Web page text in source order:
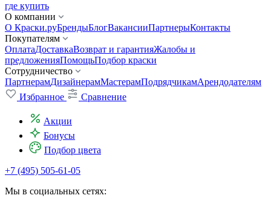
где купить
О компании
О Краски.руБрендыБлогВакансииПартнерыКонтакты
Покупателям
ОплатаДоставкаВозврат и гарантияЖалобы и
предложенияПомощьПодбор краски
Сотрудничество
ПартнерамДизайнерамМастерамПодрядчикамАрендодателям
Избранное
Сравнение
Акции
Бонусы
Подбор цвета
+7 (495) 505-61-05
Мы в социальных сетях: